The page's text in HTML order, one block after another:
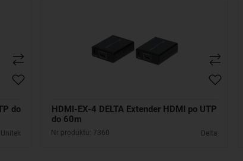
do
Unitek
HDMI-EX-4 DELTA Extender HDMI po UTP
do 60m
Nr produktu: 7360 Delta